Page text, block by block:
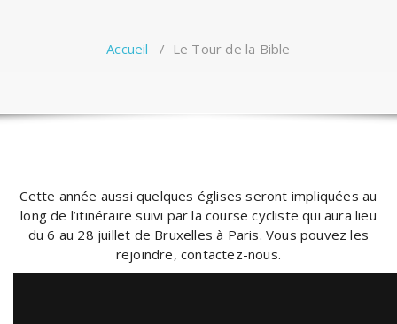
Accueil / Le Tour de la Bible
Cette année aussi quelques églises seront impliquées au
long de l’itinéraire suivi par la course cycliste qui aura lieu
du 6 au 28 juillet de Bruxelles à Paris. Vous pouvez les
rejoindre, contactez-nous.